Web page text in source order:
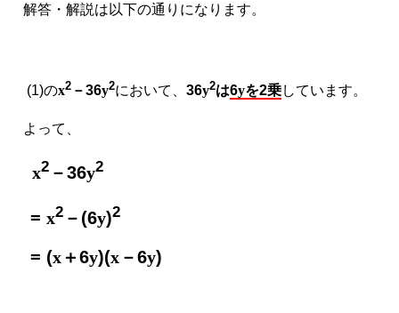
解答・解説は以下の通りになります。
(1)のx2 －36y2において、 36y2は6yを2乗しています。
よって、
x2 －36y2
= x2 －(6y)2
= (x＋6y)(x －6y)